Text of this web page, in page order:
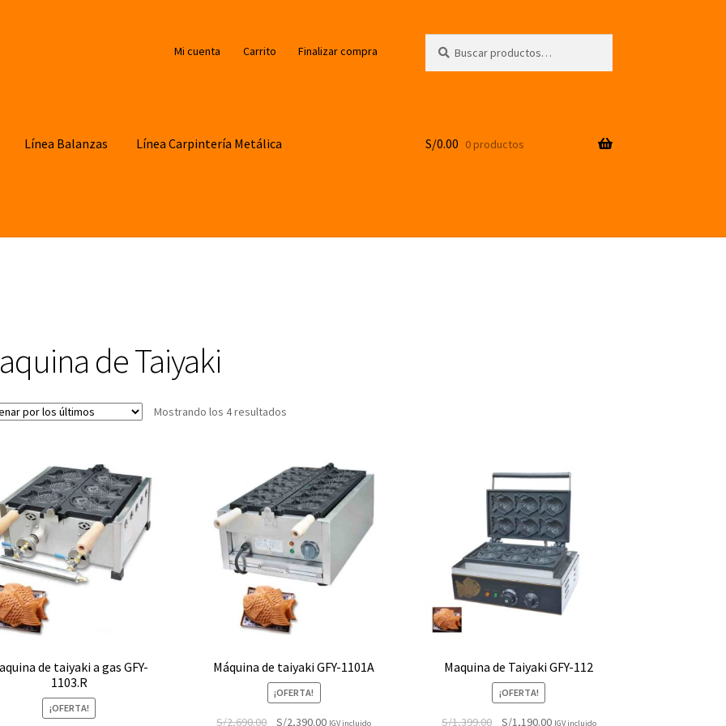
Mi cuenta Carrito Finalizar compra
por:
Línea Balanzas Línea Carpintería Metálica S/0.00 0 productos
de Taiyaki
Mostrando los 4 resultadosOrdenado
últimos
de taiyaki a gas GFY-
1103.R
¡OFERTA!
Máquina de taiyaki GFY-1101A
¡OFERTA!
S/2,690.00
ElS/2,390.00ElIGV incluido
Maquina de Taiyaki GFY-112
¡OFERTA!
S/1,399.00 S/1,190.00ElIGV incluido